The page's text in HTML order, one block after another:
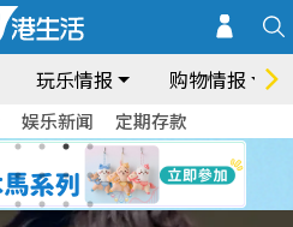
玩乐情报 购物情报
娱乐新闻 定期存款